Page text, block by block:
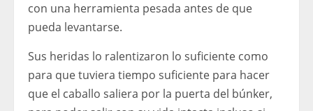
con una herramienta pesada antes de que
pueda levantarse.
Sus heridas lo ralentizaron lo suficiente como
para que tuviera tiempo suficiente para hacer
que el caballo saliera por la puerta del búnker,